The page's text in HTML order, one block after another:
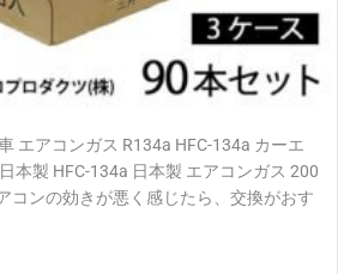
エアコンガス R134a HFC-134a カーエ
本製 HFC-134a 日本製 エアコンガス 200
コンの効きが悪く感じたら、交換がおす